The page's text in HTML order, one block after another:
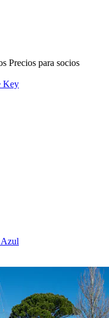
Precios para socios
Key
Azul